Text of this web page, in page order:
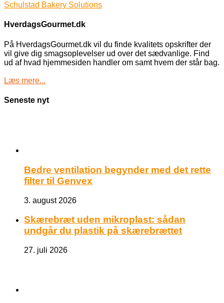
Schulstad Bakery Solutions
HverdagsGourmet.dk
På HverdagsGourmet.dk vil du finde kvalitets opskrifter der
vil give dig smagsoplevelser ud over det sædvanlige. Find
ud af hvad hjemmesiden handler om samt hvem der står bag.
Læs mere...
Seneste nyt
Bedre ventilation begynder med det rette
filter til Genvex
3. august 2026
Skærebræt uden mikroplast: sådan
undgår du plastik på skærebrættet
27. juli 2026